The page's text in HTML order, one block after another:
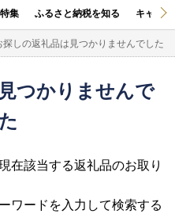
特集 ふるさと納税を知る キャン
探しの返礼品は見つかりませんでした
つかりませんで
在該当する返礼品のお取り
ワードを入力して検索する